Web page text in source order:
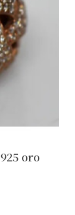
oro